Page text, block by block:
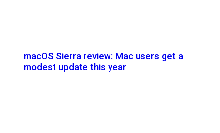
macOS Sierra review: Mac users get a
modest update this year